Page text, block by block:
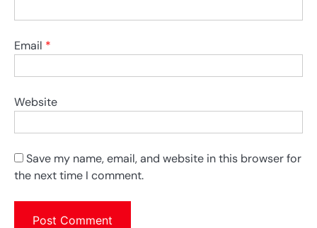
Email *
Website
Save my name, email, and website in this browser for
the next time I comment.